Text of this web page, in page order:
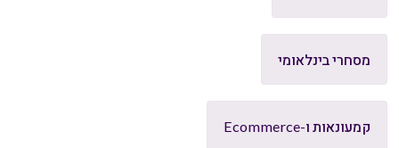
מסחרי בינלאומי
קמעונאות ו-Ecommerce